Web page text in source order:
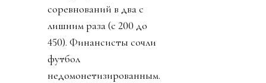
соревнований в два с
лишним раза (с 200 до
450). Финансисты сочли
футбол
недомонетизированным.